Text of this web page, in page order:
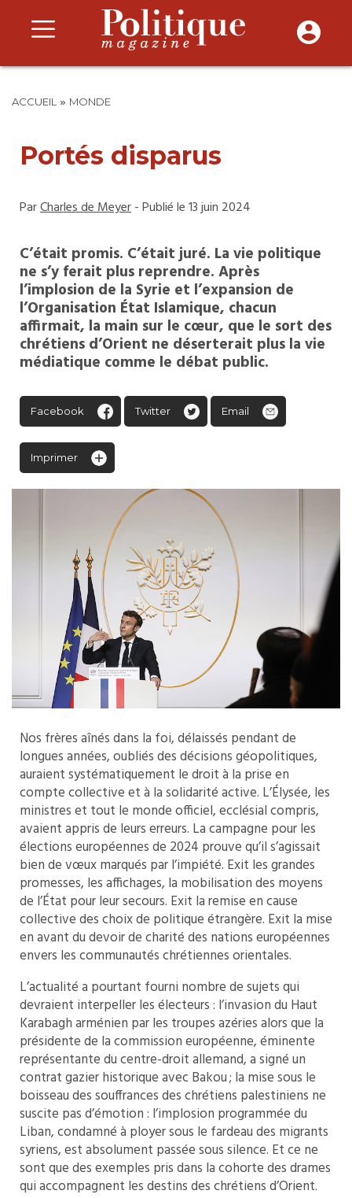
ACCUEIL » MONDE
Portés disparus
ParCharles de Meyer- Publié le 13 juin 2024
C’était promis. C’était juré. La vie politique
ne s’y ferait plus reprendre. Après
l’implosion de la Syrie et l’expansion de
l’Organisation État Islamique, chacun
affirmait, la main sur le cœur, que le sort des
chrétiens d’Orient ne déserterait plus la vie
médiatique comme le débat public.
Facebook Twitter Email
Imprimer
Nos frères aînés dans la foi, délaissés pendant de
longues années, oubliés des décisions géopolitiques,
auraient systématiquement le droit à la prise en
compte collective et à la solidarité active. L’Élysée, les
ministres et tout le monde officiel, ecclésial compris,
avaient appris de leurs erreurs. La campagne pour les
élections européennes de 2024 prouve qu’il s’agissait
bien de vœux marqués par l’impiété. Exit les grandes
promesses, les affichages, la mobilisation des moyens
de l’État pour leur secours. Exit la remise en cause
collective des choix de politique étrangère. Exit la mise
en avant du devoir de charité des nations européennes
envers les communautés chrétiennes orientales.
L’actualité a pourtant fourni nombre de sujets qui
devraient interpeller les électeurs : l’invasion du Haut
Karabagh arménien par les troupes azéries alors que la
présidente de la commission européenne, éminente
représentante du centre-droit allemand, a signé un
contrat gazier historique avec Bakou ; la mise sous le
boisseau des souffrances des chrétiens palestiniens ne
suscite pas d’émotion : l’implosion programmée du
Liban, condamné à ployer sous le fardeau des migrants
syriens, est absolument passée sous silence. Et ce ne
sont que des exemples pris dans la cohorte des drames
qui accompagnent les destins des chrétiens d’Orient.